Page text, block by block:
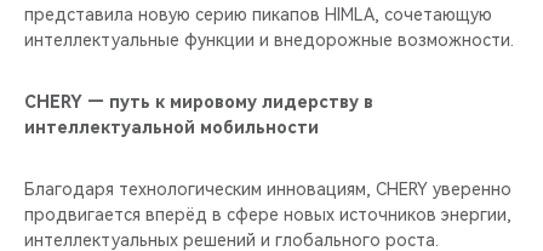
представила новую серию пикапов HIMLA, сочетающую
интеллектуальные функции и внедорожные возможности.
CHERY — путь к мировому лидерству в
интеллектуальной мобильности
Благодаря технологическим инновациям, CHERY уверенно
продвигается вперёд в сфере новых источников энергии,
интеллектуальных решений и глобального роста.